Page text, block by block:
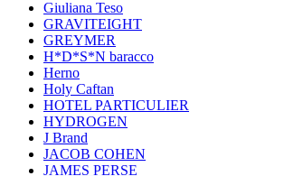
Giuliana Teso
GRAVITEIGHT
GREYMER
H*D*S*N baracco
Herno
Holy Caftan
HOTEL PARTICULIER
HYDROGEN
J Brand
JACOB COHEN
JAMES PERSE